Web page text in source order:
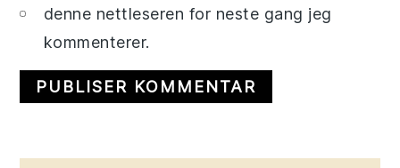
denne nettleseren for neste gang jeg
kommenterer.